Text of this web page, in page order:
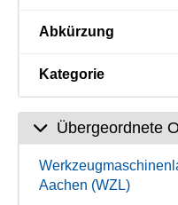
Abkürzung
Kategorie
Übergeordnete
Aachen (WZL)